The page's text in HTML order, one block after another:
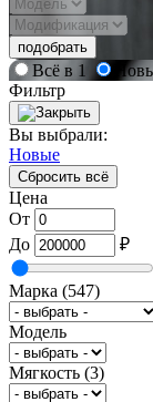
подобрать
Всё в 1
Фильтр
Вы выбрали:
Новые
Сбросить всё
Цена
От
До
₽
Марка (547)
Модель
Мягкость (3)